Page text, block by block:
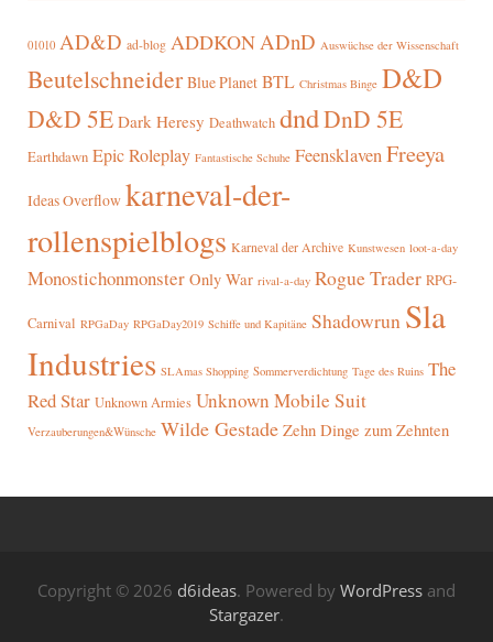
01010 AD&D ad-blog ADDKONADnD Auswüchse der Wissenschaft
Beutelschneider Blue Planet BTL Christmas Binge D&D
D&D 5E Dark Heresy Deathwatch dndDnD 5E
Earthdawn Epic Roleplay Fantastische Schuhe FeensklavenFreeya
Ideas Overflow karneval-der-
rollenspielblogs Karneval der Archive Kunstwesen loot-a-day
Monostichonmonster Only War rival-a-day Rogue Trader RPG-
Carnival RPGaDay RPGaDay2019 Schiffe und Kapitäne Shadowrun Sla
Industries SLAmas Shopping Sommerverdichtung Tage des Ruins The
Red Star Unknown Armies Unknown Mobile Suit
Verzauberungen&Wünsche Wilde Gestade Zehn Dinge zum Zehnten
Copyright © 2026 d6ideas. Powered by WordPress and
Stargazer.